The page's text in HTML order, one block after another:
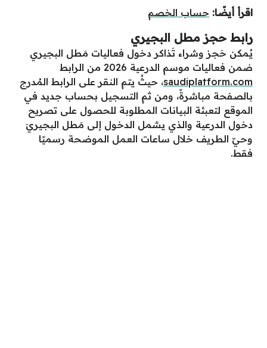
اقرأ أيضًا: حساب الخصم
رابط حجز مطل البجيري
يُمكن حَجز وشراء تَذاكر دخول فعاليات مَطل البجيري
ضمن فعاليات موسم الدرعية 2026 من الرابط
saudiplatform.com، حيثُ يتم النقر على الرابط المُدرج
بالصفحة مباشرةً، ومن ثم التسجيل بحساب جديد في
الموقع لتعبئة البيانات المطلوبة للحصول على تصريح
دخول الدرعية والذي يشمل الدخول إلى مَطل البجيريَ
وحيّ الطريف خلال ساعات العمل الموضحة رسميًا
فقط.